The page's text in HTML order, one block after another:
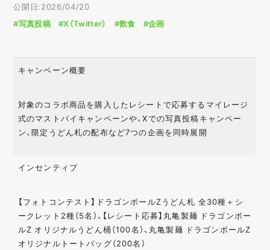
公開日:2026/04/20
#写真投稿
#X（Twitter） #飲食 #企画
キャンペーン概要
対象のコラボ商品を購入したレシートで応募するマイレージ
式のマストバイキャンペーンや、Xでの写真投稿キャンペー
ン、限定うどん札の配布など7つの企画を同時展開
インセンティブ
【フォトコンテスト】ドラゴンボールZうどん札 全30種＋シ
ークレット2種（5名）、【レシート応募】丸亀製麺 ドラゴンボー
ルZ オリジナルうどん桶（100名）、丸亀製麺 ドラゴンボールZ
オリジナルトートバッグ（200名）